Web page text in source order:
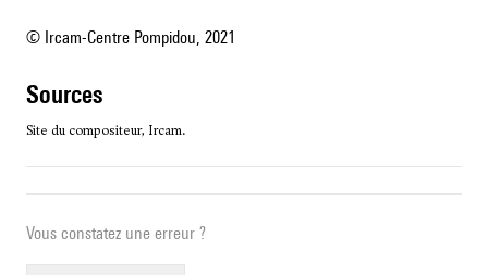
© Ircam-Centre Pompidou, 2021
sources
Site du compositeur, Ircam.
Vous constatez une erreur ?